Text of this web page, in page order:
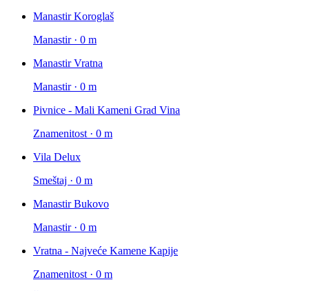
Manastir Koroglaš
Manastir · 0 m
Manastir Vratna
Manastir · 0 m
Pivnice - Mali Kameni Grad Vina
Znamenitost · 0 m
Vila Delux
Smeštaj · 0 m
Manastir Bukovo
Manastir · 0 m
Vratna - Najveće Kamene Kapije
Znamenitost · 0 m